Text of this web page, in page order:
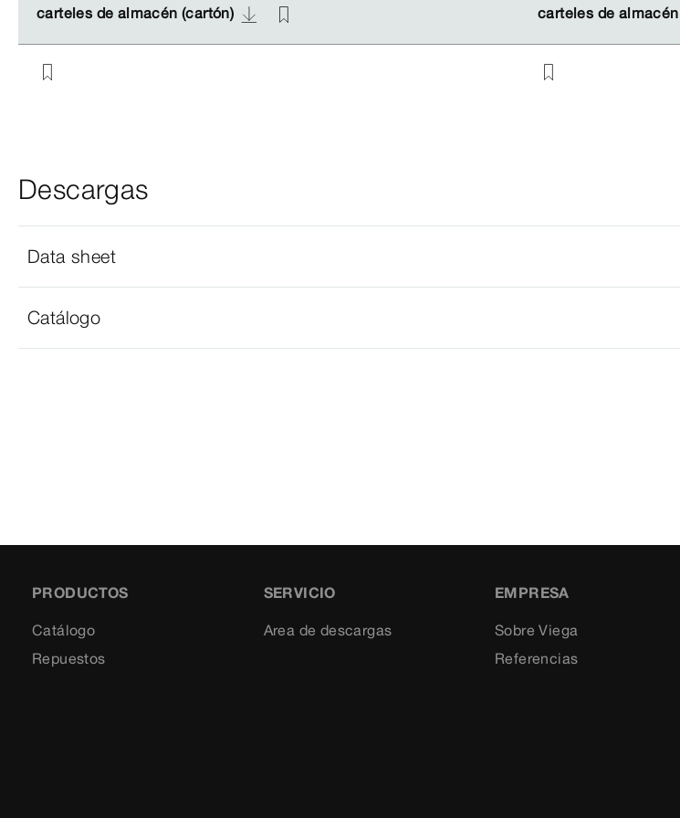
carteles de almacén (cartón) carteles de
carteles de almacén (cartón) carteles de
Descargas
Data sheet
Catálogo
PRODUCTOS
Catálogo
Repuestos
SERVICIO
Area de descargas
EMPRESA
Sobre Viega
Referencias